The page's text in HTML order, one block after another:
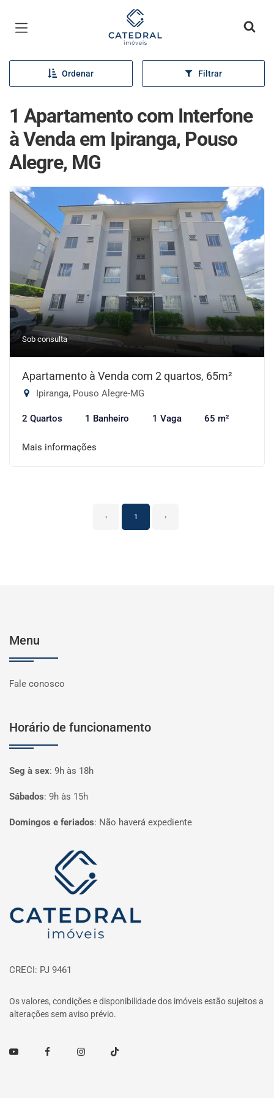
Página inicial
Ordenar Filtrar
1 Apartamento com Interfone
à Venda em Ipiranga, Pouso
Alegre, MG
Sob consulta
Apartamento à Venda com 2 quartos, 65m²
Ipiranga, Pouso Alegre-MG
2 Quartos 1 Banheiro 1 Vaga 65 m²
Mais informações
‹ 1 ›
Menu
Fale conosco
Horário de funcionamento
Seg à sex: 9h às 18h
Sábados: 9h às 15h
Domingos e feriados: Não haverá expediente
Página inicial
CRECI: PJ 9461
Os valores, condições e disponibilidade dos imóveis estão sujeitos a
alterações sem aviso prévio.
Youtube FacebookInstagramTikTok